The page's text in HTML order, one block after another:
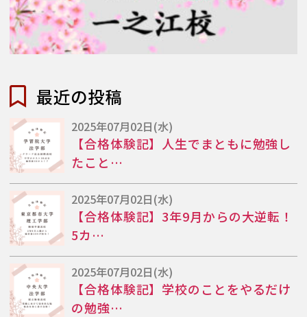
最近の投稿
2025年07月02日(水)
【合格体験記】人生でまともに勉強し
たこと…
2025年07月02日(水)
【合格体験記】3年9月からの大逆転！
5カ…
2025年07月02日(水)
【合格体験記】学校のことをやるだけ
の勉強…